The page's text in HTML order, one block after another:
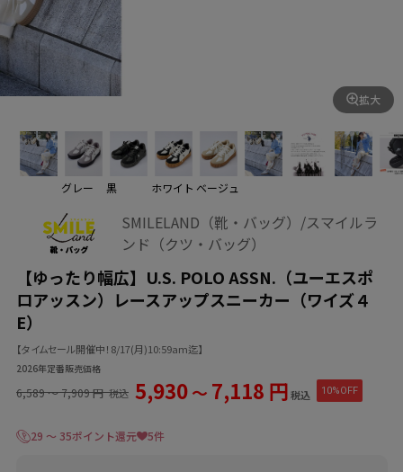
拡大
グレー 黒 ホワイト ベージュ
SMILELAND（靴・バッグ）/スマイルラ
ンド（クツ・バッグ）
【ゆったり幅広】U.S. POLO ASSN.（ユーエスポ
ロアッスン）レースアップスニーカー（ワイズ４
E）
【タイムセール開催中！8/17(月)10:59am迄】
2026年定番販売価格
6,589〜7,909 円 税込 5,930〜 7,118 円税込 10%OFF
29 ～ 35ポイント還元 5件